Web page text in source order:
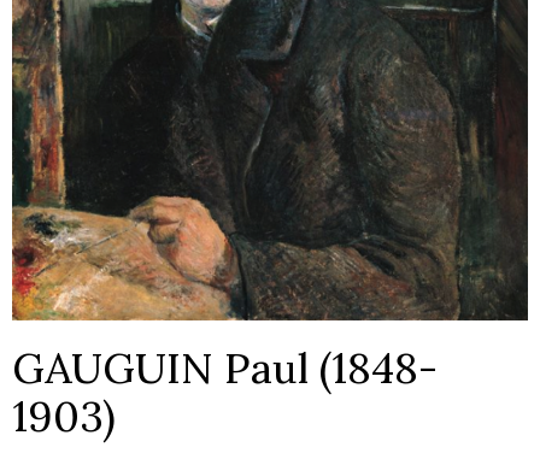
GAUGUIN Paul (1848-
1903)